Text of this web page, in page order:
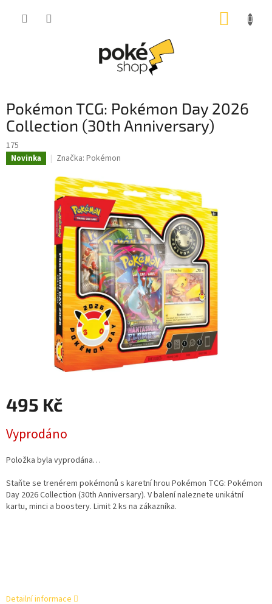
Pokémon TCG: Pokémon Day 2026
Collection (30th Anniversary)
175
Novinka Značka: Pokémon
495 Kč
cena:
Vyprodáno
Položka byla vyprodána…
Staňte se trenérem pokémonů s karetní hrou Pokémon TCG: Pokémon
Day 2026 Collection (30th Anniversary). V balení naleznete unikátní
kartu, minci a boostery. Limit 2 ks na zákazníka.
Detailní informace